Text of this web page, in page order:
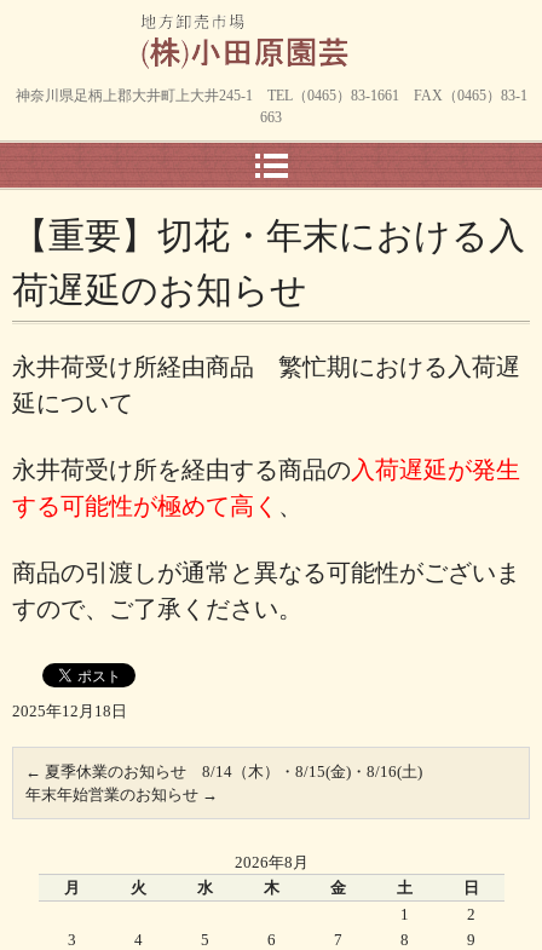
神奈川県足柄上郡大井町上大井245-1 TEL（0465）83-1661 FAX（0465）83-1
663
【重要】切花・年末における入
荷遅延のお知らせ
永井荷受け所経由商品 繁忙期における入荷遅
延について
永井荷受け所を経由する商品の 入荷遅延が発生
する可能性が極めて高く 、
商品の引渡しが通常と異なる可能性がございま
すので、ご了承ください。
2025年12月18日
← 夏季休業のお知らせ 8/14（木）・8/15(金)・8/16(土)
年末年始営業のお知らせ →
2026年8月
月
火 水 木 金 土 日
1
2
3
4 5 6 7 8
9